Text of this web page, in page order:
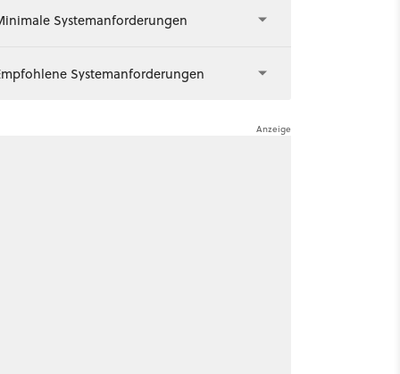
Systemanforderungen
Systemanforderungen